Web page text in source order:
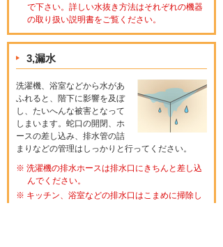
で下さい。詳しい水抜き方法はそれぞれの機器
の取り扱い説明書をご覧ください。
3,漏水
洗濯機、浴室などから水があ
ふれると、階下に影響を及ぼ
し、たいへんな被害となって
しまいます。蛇口の開閉、ホ
ースの差し込み、排水管の詰
まりなどの管理はしっかりと行ってください。
※ 洗濯機の排水ホースは排水口にきちんと差し込
んでください。
※ キッチン、浴室などの排水口はこまめに掃除し